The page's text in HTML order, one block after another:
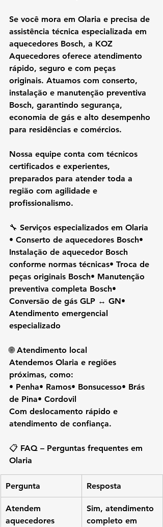
Se você mora em Olaria e precisa de
assistência técnica especializada em
aquecedores Bosch, a KOZ
Aquecedores oferece atendimento
rápido, seguro e com peças
originais. Atuamos com conserto,
instalação e manutenção preventiva
Bosch, garantindo segurança,
economia de gás e alto desempenho
para residências e comércios.
Nossa equipe conta com técnicos
certificados e experientes,
preparados para atender toda a
região com agilidade e
profissionalismo.
🔧 Serviços especializados em Olaria
• Conserto de aquecedores Bosch•
Instalação de aquecedor Bosch
conforme normas técnicas• Troca de
peças originais Bosch• Manutenção
preventiva completa Bosch•
Conversão de gás GLP ↔ GN•
Atendimento emergencial
especializado
🌐 Atendimento local
Atendemos Olaria e regiões
próximas, como:
• Penha• Ramos• Bonsucesso• Brás
de Pina• Cordovil
Com deslocamento rápido e
atendimento de confiança.
📋 FAQ – Perguntas frequentes em
Olaria
Pergunta Resposta
Atendem
aquecedores
Sim, atendimento
completo em